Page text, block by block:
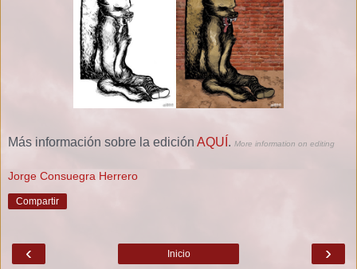
Más información sobre la edición AQUÍ . More information on editing
Jorge Consuegra Herrero
Compartir
‹ ›
Inicio